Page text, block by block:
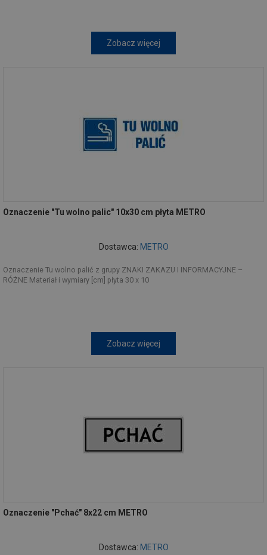
Zobacz więcej
Oznaczenie "Tu wolno palic" 10x30 cm płyta METRO
Dostawca: METRO
Oznaczenie Tu wolno palić z grupy ZNAKI ZAKAZU I INFORMACYJNE –
RÓŻNE Materiał i wymiary [cm] płyta 30 x 10
Zobacz więcej
Oznaczenie "Pchać" 8x22 cm METRO
Dostawca: METRO